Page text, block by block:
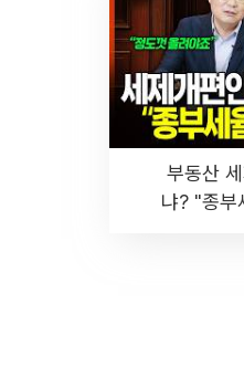
부동산
냐? "종부